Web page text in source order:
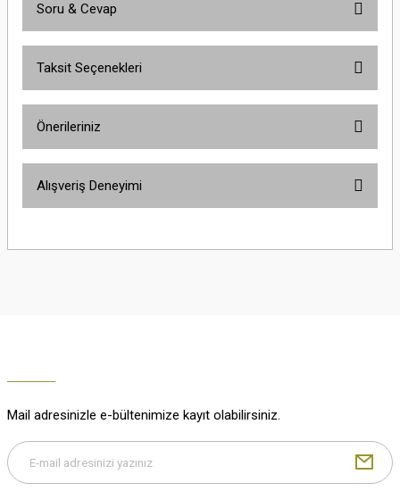
Soru & Cevap
Taksit Seçenekleri
Önerileriniz
yetersiz gördüğünüz noktaları öneri formunu kullanarak tarafımıza
Gönder
Alışveriş Deneyimi
M... K... | 29/12/2025
Mail adresinizle e-bültenimize kayıt olabilirsiniz.